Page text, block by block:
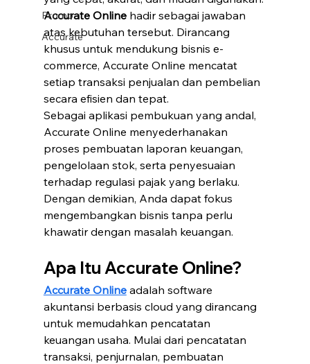
Promo
Accurate
Accurate Online hadir sebagai jawaban
atas kebutuhan tersebut. Dirancang
khusus untuk mendukung bisnis e-
commerce, Accurate Online mencatat
setiap transaksi penjualan dan pembelian
secara efisien dan tepat.
Sebagai aplikasi pembukuan yang andal,
Accurate Online menyederhanakan
proses pembuatan laporan keuangan,
pengelolaan stok, serta penyesuaian
terhadap regulasi pajak yang berlaku.
Dengan demikian, Anda dapat fokus
mengembangkan bisnis tanpa perlu
khawatir dengan masalah keuangan.
Apa Itu Accurate Online?
Accurate Online adalah software
akuntansi berbasis cloud yang dirancang
untuk memudahkan pencatatan
keuangan usaha. Mulai dari pencatatan
transaksi, penjurnalan, pembuatan